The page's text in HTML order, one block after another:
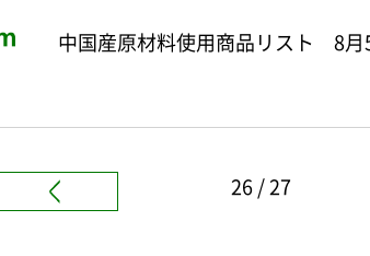
中国産原材料使用商品リスト 8月
26 / 27